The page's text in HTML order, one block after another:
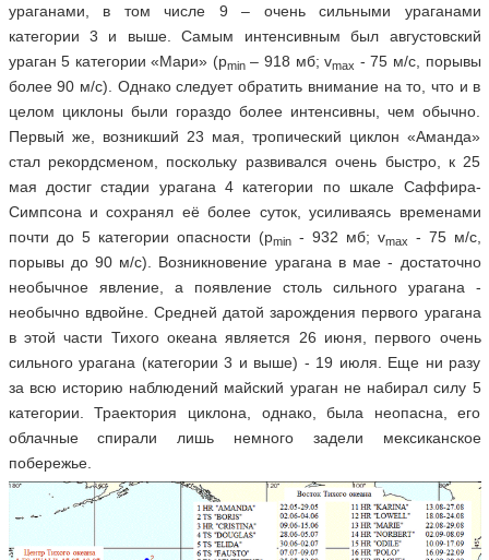
ураганами, в том числе 9 – очень сильными ураганами
категории 3 и выше. Самым интенсивным был августовский
ураган 5 категории «Мари» (рmin– 918 мб; vmax - 75 м/c, порывы
более 90 м/с). Однако следует обратить внимание на то, что и в
целом циклоны были гораздо более интенсивны, чем обычно.
Первый же, возникший 23 мая, тропический циклон «Аманда»
стал рекордсменом, поскольку развивался очень быстро, к 25
мая достиг стадии урагана 4 категории по шкале Саффира-
Симпсона и сохранял её более суток, усиливаясь временами
почти до 5 категории опасности (рmin- 932 мб; vmax
- 75 м/c,
порывы до 90 м/с). Возникновение урагана в мае - достаточно
необычное явление, а появление столь сильного урагана -
необычно вдвойне. Средней датой зарождения первого урагана
в этой части Тихого океана является 26 июня, первого очень
сильного урагана (категории 3 и выше) - 19 июля. Еще ни разу
за всю историю наблюдений майский ураган не набирал силу 5
категории. Траектория циклона, однако, была неопасна, его
облачные спирали лишь немного задели мексиканское
побережье.